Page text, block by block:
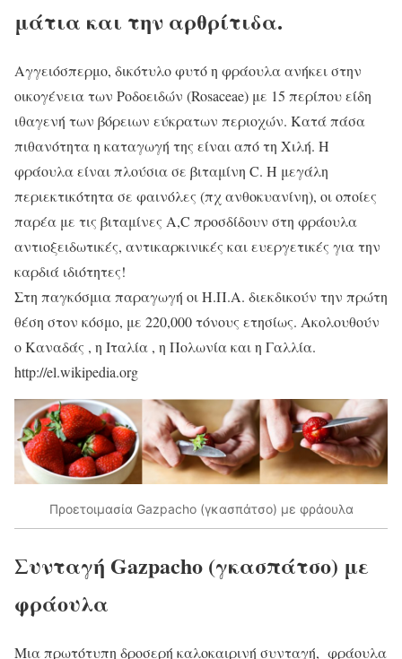
μάτια και την αρθρίτιδα.
Αγγειόσπερμο, δικότυλο φυτό η φράουλα ανήκει στην
οικογένεια των Ροδοειδών (Rosaceae) με 15 περίπου είδη
ιθαγενή των βόρειων εύκρατων περιοχών. Κατά πάσα
πιθανότητα η καταγωγή της είναι από τη Χιλή. Η
φράουλα είναι πλούσια σε βιταμίνη C. Η μεγάλη
περιεκτικότητα σε φαινόλες (πχ ανθοκυανίνη), οι οποίες
παρέα με τις βιταμίνες A,C προσδίδουν στη φράουλα
αντιοξειδωτικές, αντικαρκινικές και ευεργετικές για την
καρδιά ιδιότητες!
Στη παγκόσμια παραγωγή οι Η.Π.Α. διεκδικούν την πρώτη
θέση στον κόσμο, με 220,000 τόνους ετησίως. Ακολουθούν
ο Καναδάς , η Ιταλία , η Πολωνία και η Γαλλία.
http://el.wikipedia.org
Προετοιμασία Gazpachο (γκασπάτσο) με φράουλα
Συνταγή Gazpachο (γκασπάτσο) με
φράουλα
Μια πρωτότυπη δροσερή καλοκαιρινή συνταγή, φράουλα